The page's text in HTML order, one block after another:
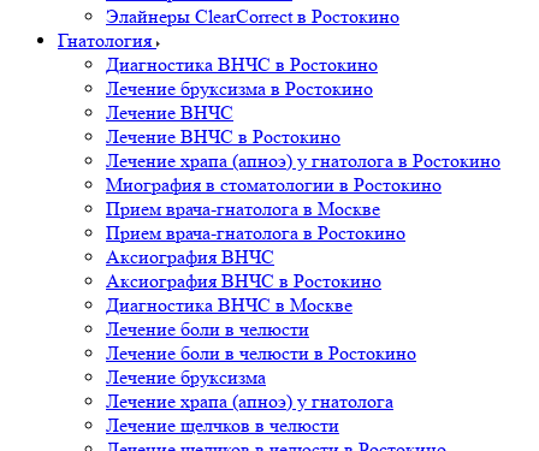
Элайнеры ClearCorrect в Ростокино
Гнатология
Диагностика ВНЧС в Ростокино
Лечение бруксизма в Ростокино
Лечение ВНЧС
Лечение ВНЧС в Ростокино
Лечение храпа (апноэ) у гнатолога в Ростокино
Миография в стоматологии в Ростокино
Прием врача-гнатолога в Москве
Прием врача-гнатолога в Ростокино
Аксиография ВНЧС
Аксиография ВНЧС в Ростокино
Диагностика ВНЧС в Москве
Лечение боли в челюсти
Лечение боли в челюсти в Ростокино
Лечение бруксизма
Лечение храпа (апноэ) у гнатолога
Лечение щелчков в челюсти